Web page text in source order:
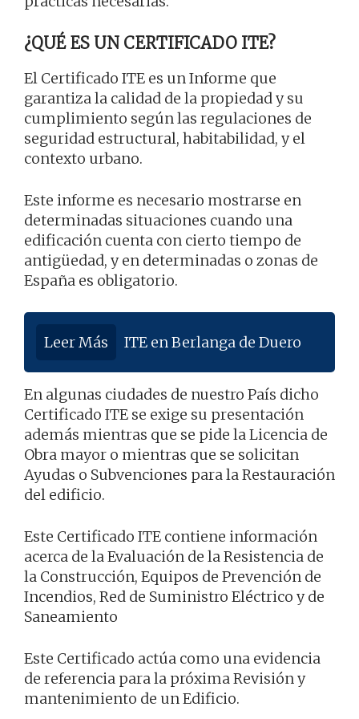
¿QUÉ ES UN CERTIFICADO ITE?
El Certificado ITE es un Informe que
garantiza la calidad de la propiedad y su
cumplimiento según las regulaciones de
seguridad estructural, habitabilidad, y el
contexto urbano.
Este informe es necesario mostrarse en
determinadas situaciones cuando una
edificación cuenta con cierto tiempo de
antigüedad, y en determinadas o zonas de
España es obligatorio.
Leer Más ITE en Berlanga de Duero
En algunas ciudades de nuestro País dicho
Certificado ITE se exige su presentación
además mientras que se pide la Licencia de
Obra mayor o mientras que se solicitan
Ayudas o Subvenciones para la Restauración
del edificio.
Este Certificado ITE contiene información
acerca de la Evaluación de la Resistencia de
la Construcción, Equipos de Prevención de
Incendios, Red de Suministro Eléctrico y de
Saneamiento
Este Certificado actúa como una evidencia
de referencia para la próxima Revisión y
mantenimiento de un Edificio.